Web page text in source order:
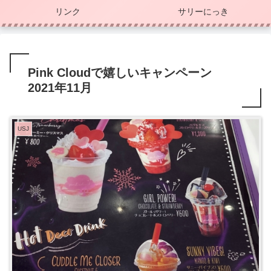
リンク サリーにっき
Pink Cloudで嬉しいキャンペーン
2021年11月
USJ